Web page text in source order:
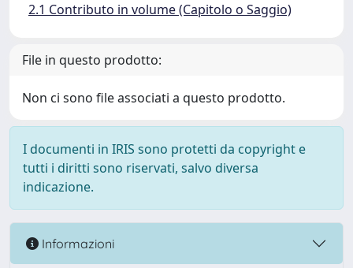
2.1 Contributo in volume (Capitolo o Saggio)
File in questo prodotto:
Non ci sono file associati a questo prodotto.
I documenti in IRIS sono protetti da copyright e
tutti i diritti sono riservati, salvo diversa
indicazione.
Informazioni